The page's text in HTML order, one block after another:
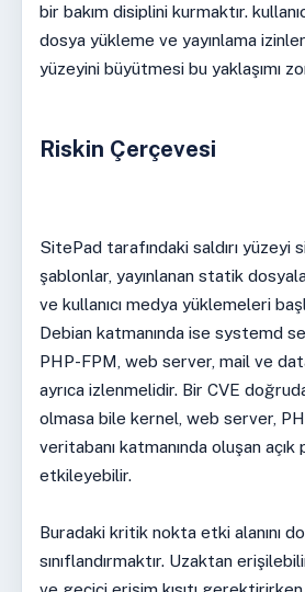
bir bakım disiplini kurmaktır.
dosya yükleme ve yayınlama
yüzeyini büyütmesi bu yaklaşımı
Riskin Çerçevesi
SitePad tarafındaki saldırı yüzeyi
şablonlar, yayınlanan statik
ve kullanıcı medya yüklemeleri
Debian katmanında ise systemd
PHP-FPM, web server, mail ve
ayrıca izlenmelidir. Bir CVE
olmasa bile kernel, web server,
veritabanı katmanında oluşan
etkileyebilir.
Buradaki kritik nokta etki alanını
sınıflandırmaktır. Uzaktan